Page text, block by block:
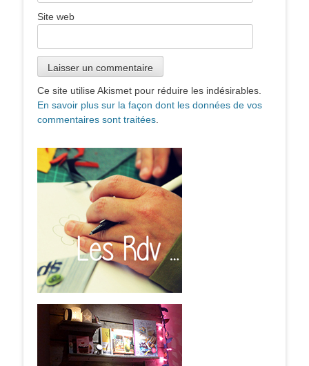
Site web
Ce site utilise Akismet pour réduire les indésirables.
En savoir plus sur la façon dont les données de vos
commentaires sont traitées.